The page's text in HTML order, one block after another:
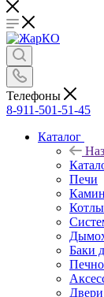
Телефоны
8-911-501-51-45
Каталог
Печи
Котлы
Баки